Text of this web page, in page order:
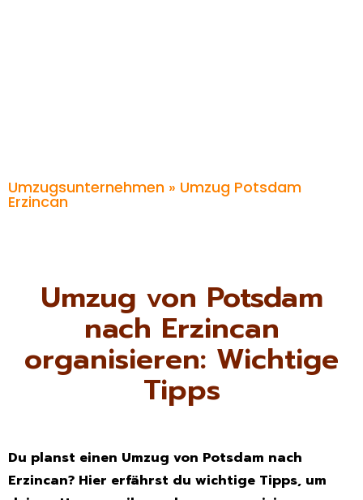
Umzugsunternehmen » Umzug Potsdam
Erzincan
Umzug von Potsdam
nach Erzincan
organisieren: Wichtige
Tipps
Du planst einen Umzug von Potsdam nach
Erzincan? Hier erfährst du wichtige Tipps, um